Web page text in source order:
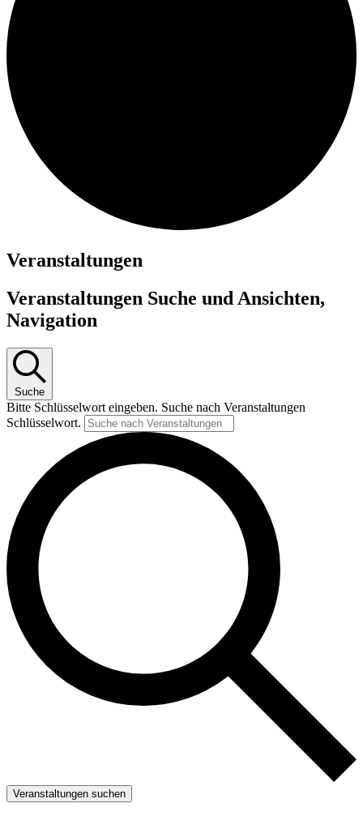
Veranstaltungen
Veranstaltungen Suche und Ansichten,
Navigation
Suche
Bitte Schlüsselwort eingeben. Suche nach Veranstaltungen
Schlüsselwort.
Veranstaltungen suchen